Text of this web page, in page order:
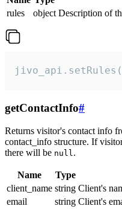
rules
object Description of
getContactInfo#
Returns visitor's contact info
contact_info structure. If
there will be null.
Name Type
client_name string Client's
email
string Client's